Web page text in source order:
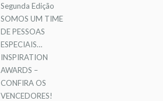
Segunda Edição
SOMOS UM TIME
DE PESSOAS
ESPECIAIS…
INSPIRATION
AWARDS –
CONFIRA OS
VENCEDORES!